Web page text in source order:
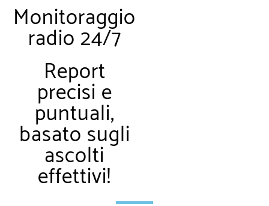
Monitoraggio
radio 24/7
Report
precisi e
puntuali,
basato sugli
ascolti
effettivi!